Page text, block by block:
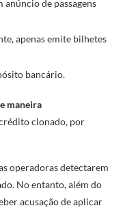
de passagens
apenas emite bilhetes
bancário.
maneira
clonado, por
operadoras detectarem
No entanto, além do
acusação de aplicar